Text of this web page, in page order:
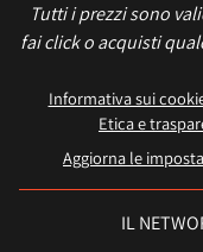
Tutti i prezzi sono
fai click o acquisti
Informativa sui
Etica e
Aggiorna le
IL